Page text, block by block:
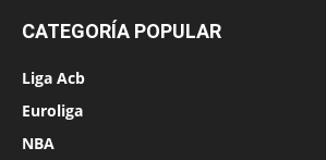
CATEGORÍA POPULAR
Liga Acb
Euroliga
NBA